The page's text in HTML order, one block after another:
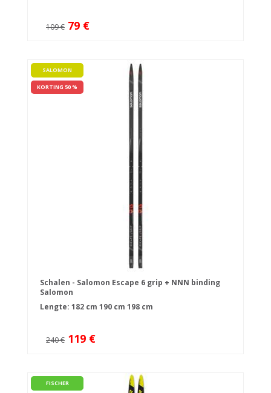
109 € 79 €
SALOMON
KORTING 50 %
Schalen - Salomon Escape 6 grip + NNN binding
Salomon
Lengte: 182 cm 190 cm 198 cm
240 € 119 €
FISCHER